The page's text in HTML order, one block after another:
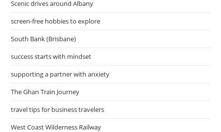
Scenic drives around Albany
screen-free hobbies to explore
South Bank (Brisbane)
success starts with mindset
supporting a partner with anxiety
The Ghan Train Journey
travel tips for business travelers
West Coast Wilderness Railway